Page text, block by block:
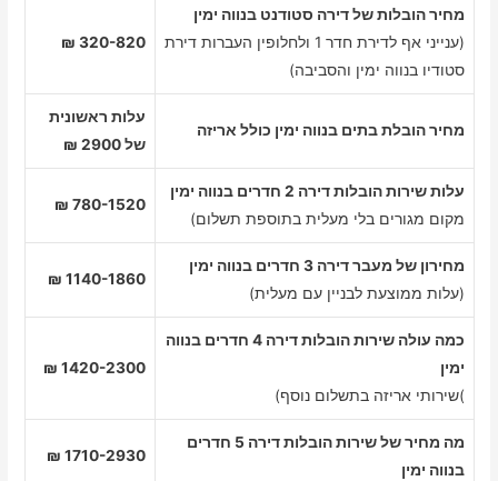
מחיר הובלות של דירה סטודנט בנווה ימין
(ענייני אף לדירת חדר 1 ולחלופין העברות דירת
סטודיו בנווה ימין והסביבה)
320-820 ₪
מחיר הובלת בתים בנווה ימין כולל אריזה
עלות ראשונית
של 2900 ₪
עלות שירות הובלות דירה 2 חדרים בנווה ימין
מקום מגורים בלי מעלית בתוספת תשלום)
780-1520 ₪
מחירון של מעבר דירה 3 חדרים בנווה ימין
(עלות ממוצעת לבניין עם מעלית)
1140-1860 ₪
כמה עולה שירות הובלות דירה 4 חדרים בנווה
ימין
)שירותי אריזה בתשלום נוסף)
1420-2300 ₪
מה מחיר של שירות הובלות דירה 5 חדרים
בנווה ימין
1710-2930 ₪